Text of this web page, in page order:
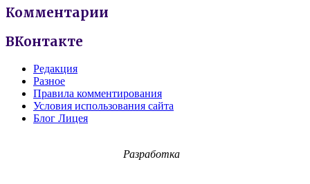
Комментарии
ВКонтакте
Редакция
Разное
Правила комментирования
Условия использования сайта
Блог Лицея
Разработка